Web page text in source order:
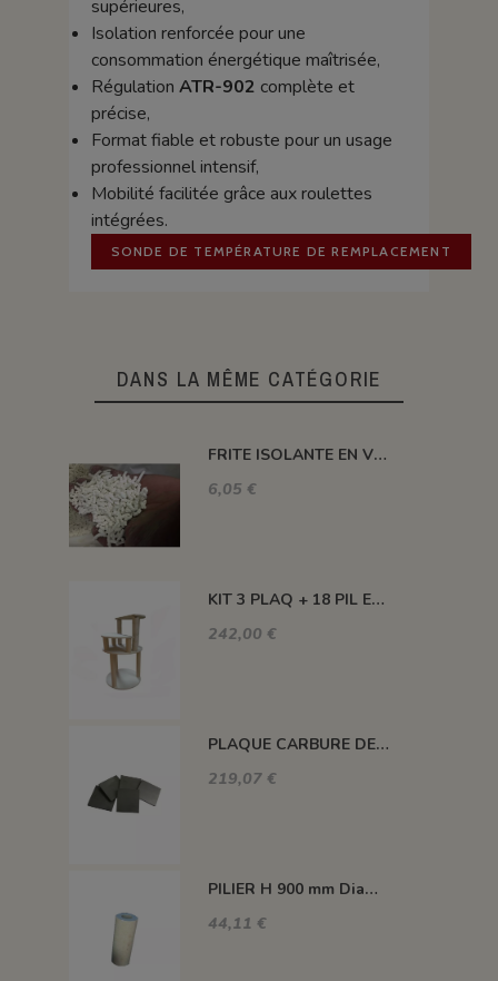
supérieures,
Isolation renforcée pour une
consommation énergétique maîtrisée,
Régulation ATR-902 complète et
précise,
Format fiable et robuste pour un usage
professionnel intensif,
Mobilité facilitée grâce aux roulettes
intégrées.
SONDE DE TEMPÉRATURE DE REMPLACEMENT
DANS LA MÊME CATÉGORIE
FRITE ISOLANTE EN VRAC
6,05 €
KIT 3 PLAQ + 18 PIL ENCAS +3 PIL H100 MM +3 PIL H300 MM - KEOS 160L
242,00 €
PLAQUE CARBURE DE SILICIUM 1400°C MAXI 420*420*22 MM
219,07 €
PILIER H 900 mm Diam.80 mm 1350°C
44,11 €